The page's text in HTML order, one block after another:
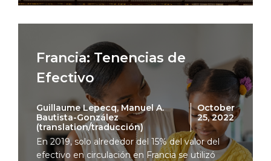
Francia: Tenencias de
Efectivo
Guillaume Lepecq, Manuel A.
Bautista-González
(translation/traducción)
October
25, 2022
En 2019, solo alrededor del 15% del valor del
efectivo en circulación en Francia se utilizó